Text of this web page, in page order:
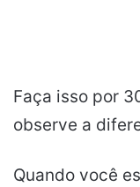
Faça isso por
observe a
Quando você